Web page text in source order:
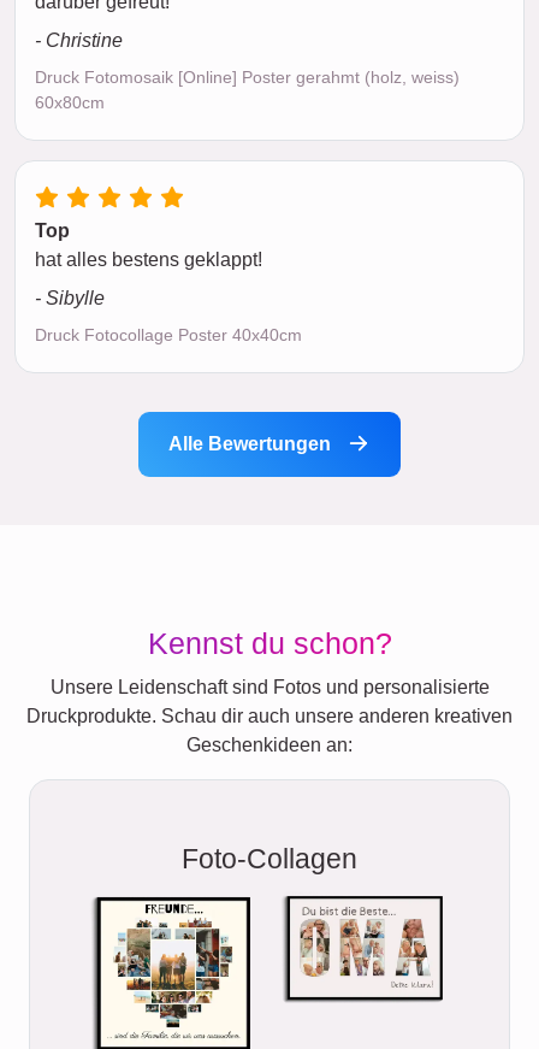
- Christine
Druck Fotomosaik [Online] Poster gerahmt (holz, weiss)
60x80cm
Top
hat alles bestens geklappt!
- Sibylle
Druck Fotocollage Poster 40x40cm
Alle Bewertungen
Kennst du schon?
Unsere Leidenschaft sind Fotos und personalisierte
Druckprodukte. Schau dir auch unsere anderen kreativen
Geschenkideen an:
Foto-Collagen